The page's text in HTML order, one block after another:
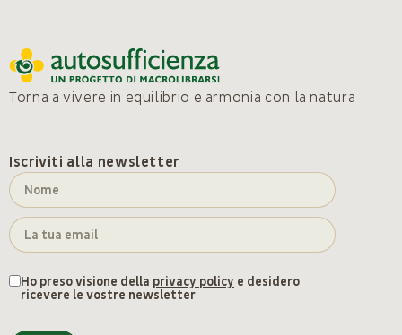
Torna a vivere in equilibrio e armonia con la natura
Iscriviti alla newsletter
Ho preso visione della privacy policy e desidero
ricevere le vostre newsletter